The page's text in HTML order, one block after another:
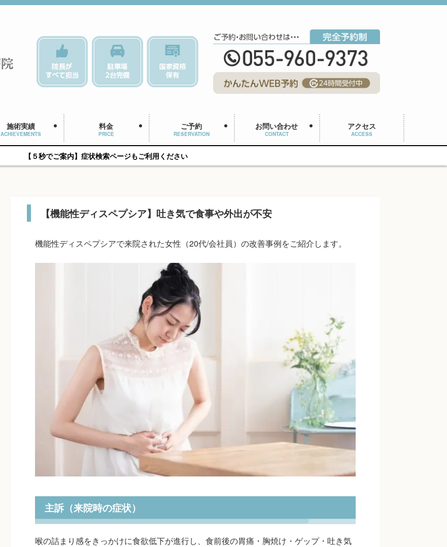
施術実績
ACHIEVEMENTS
料金
PRICE
ご予約
RESERVATION
お問い合わせ
CONTACT
アクセス
ACCESS
【５秒でご案内】症状検索ページもご利用ください
【機能性ディスペプシア】吐き気で食事や外出が不安
機能性ディスペプシアで来院された女性（20代/会社員）の改善事例をご紹介します。
主訴（来院時の症状）
喉の詰まり感をきっかけに食欲低下が進行し、食前後の胃痛・胸焼け・ゲップ・吐き気